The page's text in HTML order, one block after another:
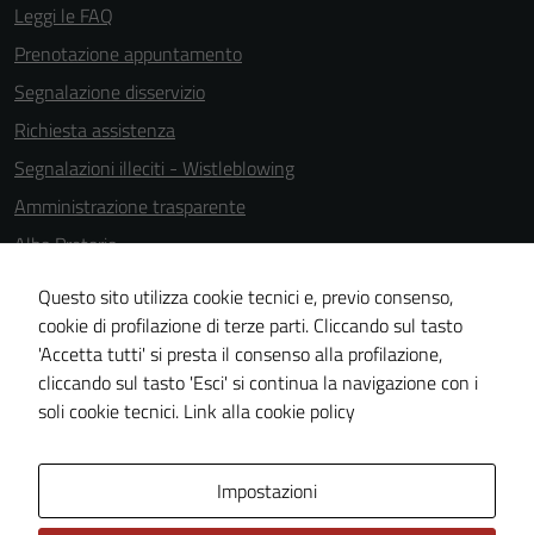
Leggi le FAQ
Prenotazione appuntamento
Segnalazione disservizio
Richiesta assistenza
Segnalazioni illeciti - Wistleblowing
Amministrazione trasparente
Albo Pretorio
Informativa privacy
Note legali
Dichiarazione di accessibilità
Cookie Policy
Questo sito utilizza cookie tecnici e, previo consenso,
cookie di profilazione di terze parti. Cliccando sul tasto
'Accetta tutti' si presta il consenso alla profilazione,
cliccando sul tasto 'Esci' si continua la navigazione con i
soli cookie tecnici. Link alla cookie policy
Impostazioni
cookies può
navigazione e
la fruizione
delle
funzionalità
del sito.
Experience
In order for